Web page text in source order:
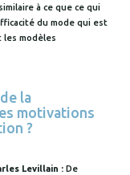
à ce que ce qui
du mode qui est
les modèles
la
motivations
?
Levillain : De